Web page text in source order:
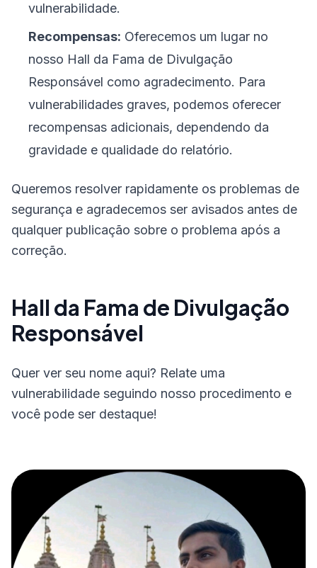
vulnerabilidade.
Recompensas: Oferecemos um lugar no
nosso Hall da Fama de Divulgação
Responsável como agradecimento. Para
vulnerabilidades graves, podemos oferecer
recompensas adicionais, dependendo da
gravidade e qualidade do relatório.
Queremos resolver rapidamente os problemas de
segurança e agradecemos ser avisados antes de
qualquer publicação sobre o problema após a
correção.
Hall da Fama de Divulgação
Responsável
Quer ver seu nome aqui? Relate uma
vulnerabilidade seguindo nosso procedimento e
você pode ser destaque!